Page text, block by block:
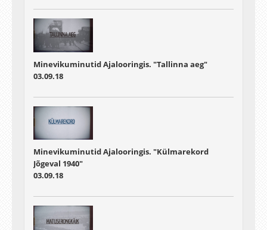
Minevikuminutid Ajalooringis. "Tallinna aeg"
03.09.18
Minevikuminutid Ajalooringis. "Külmarekord
Jõgeval 1940"
03.09.18